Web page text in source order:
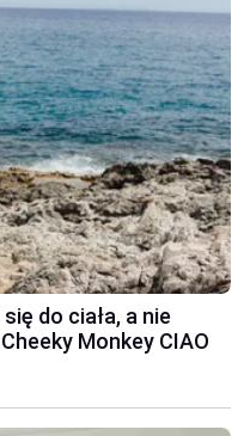
do ciała, a nie
Monkey CIAO